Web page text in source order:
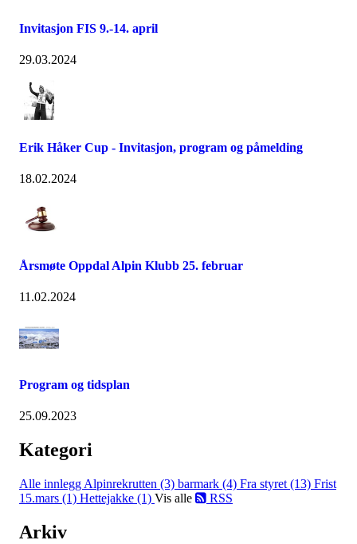
Invitasjon FIS 9.-14. april
29.03.2024
Erik Håker Cup - Invitasjon, program og påmelding
18.02.2024
Årsmøte Oppdal Alpin Klubb 25. februar
11.02.2024
Program og tidsplan
25.09.2023
Kategori
Alle innlegg Alpinrekrutten (3) barmark (4) Fra styret (13) Frist
15.mars (1) Hettejakke (1) Vis alle RSS
Arkiv